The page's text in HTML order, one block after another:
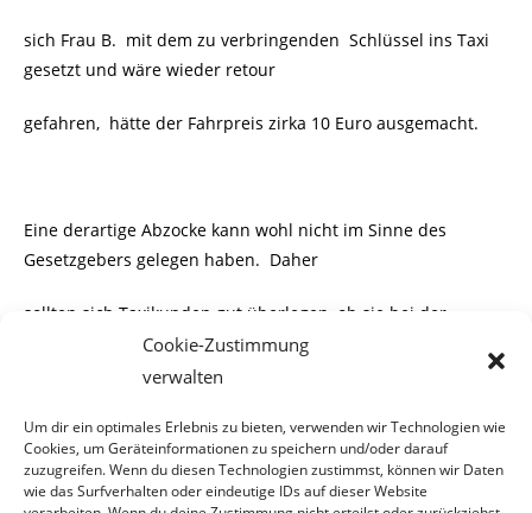
Cookie-Zustimmung
verwalten
Um dir ein optimales Erlebnis zu bieten, verwenden wir Technologien wie
Cookies, um Geräteinformationen zu speichern und/oder darauf
zuzugreifen. Wenn du diesen Technologien zustimmst, können wir Daten
wie das Surfverhalten oder eindeutige IDs auf dieser Website
sich Frau B. mit dem zu verbringenden Schlüssel ins Taxi
gesetzt und wäre wieder retour
gefahren, hätte der Fahrpreis zirka 10 Euro ausgemacht.
Eine derartige Abzocke kann wohl nicht im Sinne des
Gesetzgebers gelegen haben. Daher
sollten sich Taxikunden gut überlegen, ob sie bei der
nächsten Botenfahrt die Funkzentrale
*****